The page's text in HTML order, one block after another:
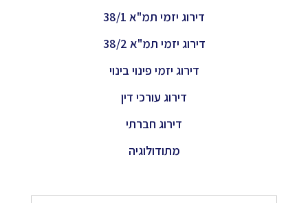
דירוג יזמי תמ"א 38/1
דירוג יזמי תמ"א 38/2
דירוג יזמי פינוי בינוי
דירוג עורכי דין
דירוג חברתי
מתודולוגיה